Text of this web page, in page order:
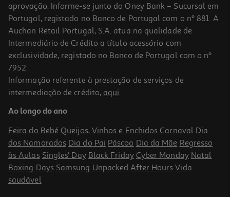
Lâmpada Vela Led E14 Auchan 40w Eq Luz Amarela 3 Unidades
4 €/un
4,00 €
aprovação. Informe-se junto do Oney Bank – Sucursal em
Portugal, registado no Banco de Portugal com o nº 881. A
Auchan Retail Portugal, S.A. atua na qualidade de
Intermediário de Crédito a título acessório com
exclusividade, registado no Banco de Portugal com o nº
7952.
Informação referente à prestação de serviços de
intermediação de crédito, aqui.
Ao longo do ano
Feira do Bebé Queijos, Vinhos e Enchidos Carnaval Dia
dos Namorados Dia do Pai Páscoa Dia da Mãe Regresso
às Aulas Singles' Day Black Friday Cyber Monday Natal
Boxing Days Samsung Unpacked After Hours Vida
saudável